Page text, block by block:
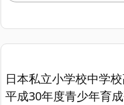
日本私立小学校中学
平成30年度青少年育